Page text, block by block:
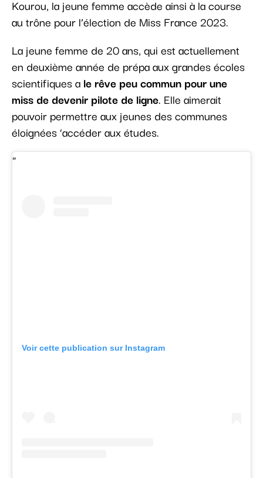
Kourou, la jeune femme accède ainsi à la course
au trône pour l’élection de Miss France 2023.
La jeune femme de 20 ans, qui est actuellement
en deuxième année de prépa aux grandes écoles
scientifiques a le rêve peu commun pour une
miss de devenir pilote de ligne. Elle aimerait
pouvoir permettre aux jeunes des communes
éloignées ‘accéder aux études.
Voir cette publication sur Instagram